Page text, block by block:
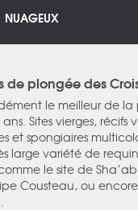
NUAGEUX
de plongée des
le meilleur de la
Sites vierges, récifs
et spongiaires
large variété de
le site de
Cousteau, ou